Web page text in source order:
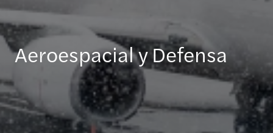
Aeroespacial y Defensa